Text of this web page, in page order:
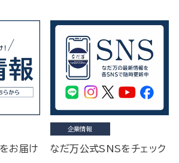
お届け
企業情報
なだ万公式SNSをチェック